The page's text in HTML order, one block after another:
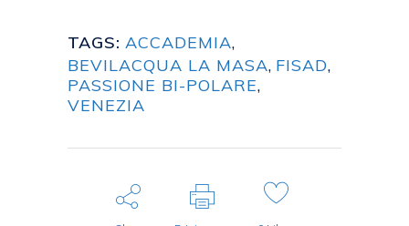
TAGS: ACCADEMIA,
BEVILACQUA LA MASA, FISAD,
PASSIONE BI-POLARE,
VENEZIA